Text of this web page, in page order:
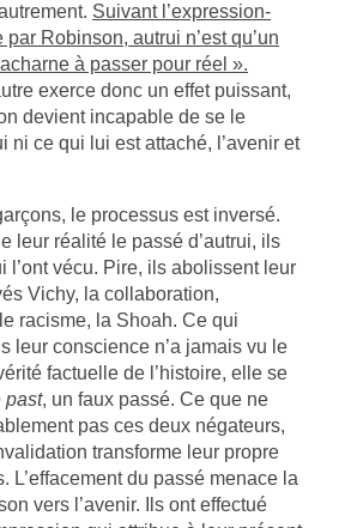
Suivant l’expression-
Robinson, autrui n’est qu’un
à passer pour réel ».
exerce donc un effet puissant,
devient incapable de se le
ni ce qui lui est attaché, l’avenir et
le processus est inversé.
leur réalité le passé d’autrui, ils
l’ont vécu. Pire, ils abolissent leur
Vichy, la collaboration,
racisme, la Shoah. Ce qui
leur conscience n’a jamais vu le
factuelle de l’histoire, elle se
past, un faux passé. Ce que ne
pas ces deux négateurs,
transforme leur propre
L’effacement du passé menace la
vers l’avenir. Ils ont effectué